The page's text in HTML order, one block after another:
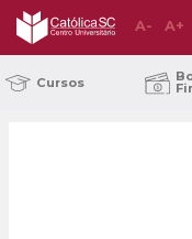
A- A+
Cursos